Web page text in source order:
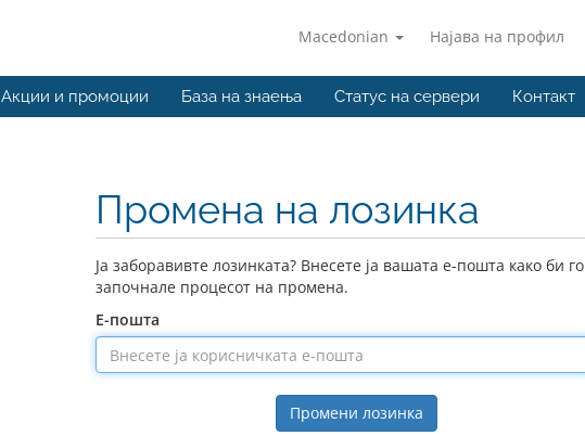
Macedonian Најава на профил
Акции и промоции База на знаења Статус на сервери Контакт
Промена на лозинка
Ја заборавивте лозинката? Внесете ја вашата е-пошта како би го
започнале процесот на промена.
Е-пошта
Промени лозинка